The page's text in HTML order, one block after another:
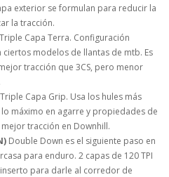
exterior se formulan para reducir la
la tracción.
Capa Terra. Configuración
ciertos modelos de llantas de mtb. Es
tracción que 3CS, pero menor
Capa Grip. Usa los hules más
máximo en agarre y propiedades de
tracción en Downhill.
Double Down es el siguiente paso en
para enduro. 2 capas de 120 TPI
para darle al corredor de